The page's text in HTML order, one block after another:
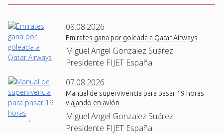
08.08.2026
Emirates gana por goleada a Qatar Airways
Miguel Angel Gonzalez Suárez ·
Presidente FIJET España
07.08.2026
Manual de supervivencia para pasar 19 horas
viajando en avión
Miguel Angel Gonzalez Suárez ·
Presidente FIJET España